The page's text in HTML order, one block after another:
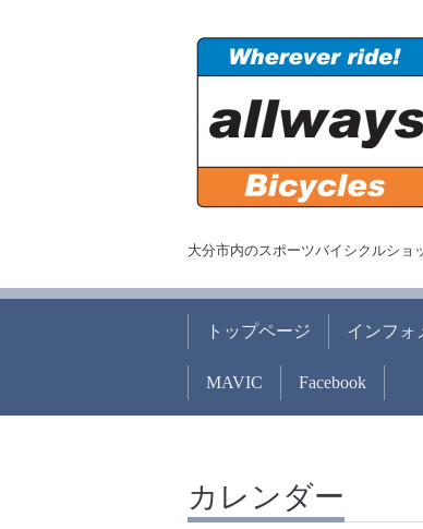
大分市内のスポーツバイシクルショ
トップページ インフォ
MAVIC Facebook
カレンダー